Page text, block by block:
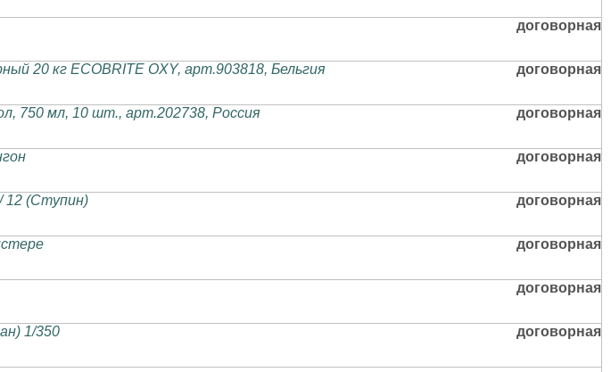
договорная
20 кг ECOBRITE OXY, арт.903818, Бельгия договорная
750 мл, 10 шт., арт.202738, Россия договорная
договорная
12 (Ступин) договорная
договорная
договорная
1/350 договорная